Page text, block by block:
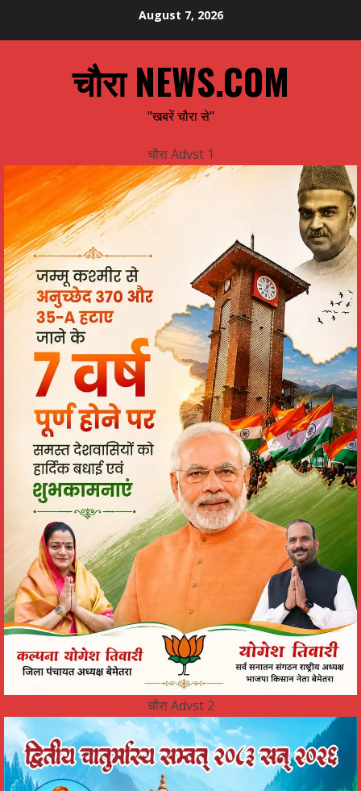
August 7, 2026
चौरा NEWS.COM
"खबरें चौरा से"
चौरा Advst 1
चौरा Advst 2